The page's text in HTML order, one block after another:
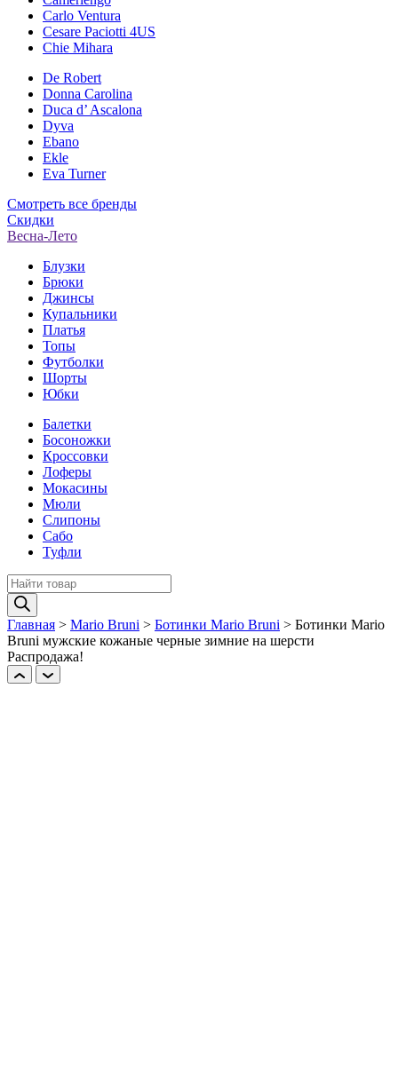
Carlo Ventura
Cesare Paciotti 4US
Chie Mihara
De Robert
Donna Carolina
Duca d’ Ascalona
Dyva
Ebano
Ekle
Eva Turner
Смотреть все бренды
Скидки
Весна-Лето
Блузки
Брюки
Джинсы
Купальники
Платья
Топы
Футболки
Шорты
Юбки
Балетки
Босоножки
Кроссовки
Лоферы
Мокасины
Мюли
Слипоны
Сабо
Туфли
Поиск
товаров
Главная > Mario Bruni > Ботинки Mario Bruni > Ботинки Mario
Bruni мужские кожаные черные зимние на шерcти
Распродажа!